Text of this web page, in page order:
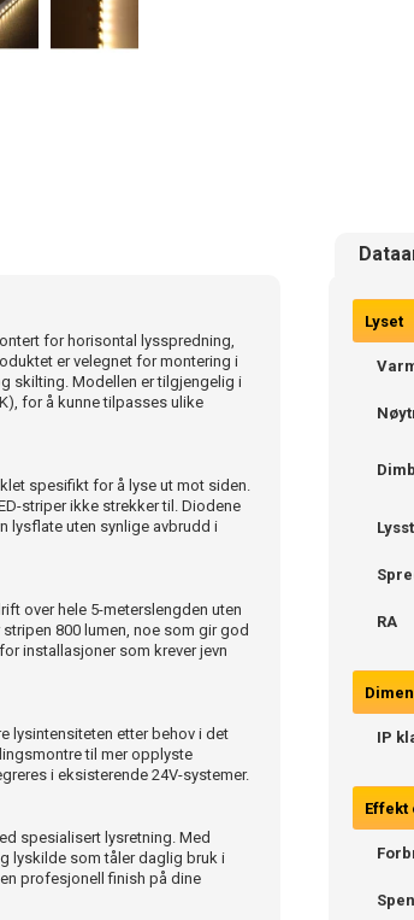
for horisontal lysspredning,
er velegnet for montering i
skilting. Modellen er tilgjengelig i
for å kunne tilpasses ulike
spesifikt for å lyse ut mot siden.
striper ikke strekker til. Diodene
lysflate uten synlige avbrudd i
over hele 5-meterslengden uten
800 lumen, noe som gir god
installasjoner som krever jevn
lysintensiteten etter behov i det
til mer opplyste
i eksisterende 24V-systemer.
spesialisert lysretning. Med
lyskilde som tåler daglig bruk i
profesjonell finish på dine
Lyset
RA
IP
Effekt